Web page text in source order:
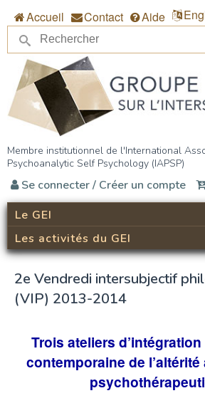
Groupe d’étude sur
l’intersubjectivité
Membre institutionnel de l'International
Psychoanalytic Self Psychology (IAPSP)
Formulaire de recherche
Accueil Contact Aide
Se connecter / Créer un compte
Le GEI
Les activités du GEI
2e Vendredi intersubjectif
(VIP) 2013-2014
Trois ateliers
contemporaine de